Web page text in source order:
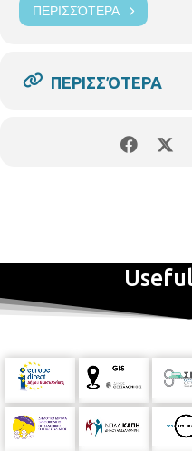
Τι να ξεχωρίσει κανείς: τον
Χαρούλα, τον Βοσκόπουλο,
χρόνια με τον Αντώνη Ρέμο–
του – όπως δηλώνει και ο
ξεκίνησαν όλα....Και από τον
όταν ήταν νέος! Είχα από την
ήχο. Αυτό με συνοδεύει ακόμα
τη μουσική είναι τι ήχο
μουσικού με τον ήχο είναι το
ΠΕΡΙΣΣΌΤΕΡΑ
ΠΕΡΙΣΣΌΤΕΡΑ